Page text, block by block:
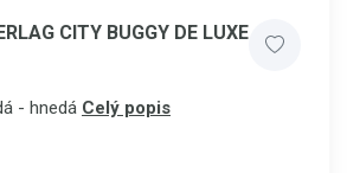
CITY BUGGY DE LUXE
- hnedá Celý popis